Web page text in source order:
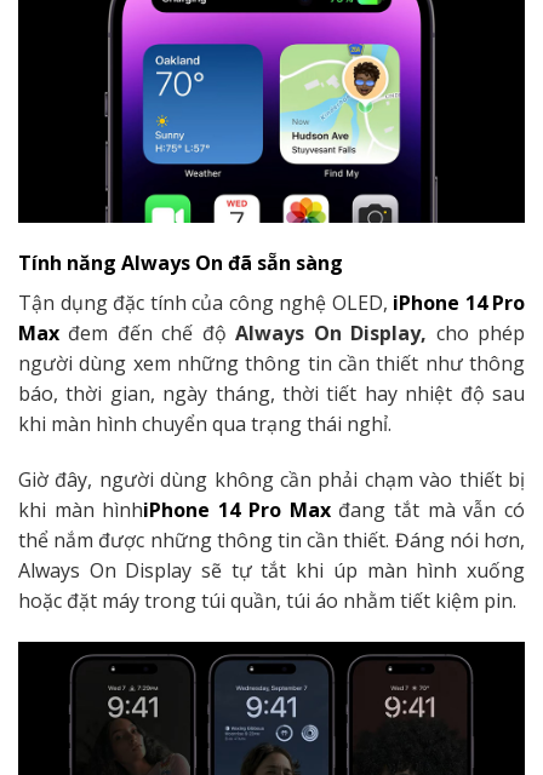
Tính năng Always On đã sẵn sàng
Tận dụng đặc tính của công nghệ OLED, iPhone 14 Pro
Max đem đến chế độAlways On Display, cho phép
người dùng xem những thông tin cần thiết như thông
báo, thời gian, ngày tháng, thời tiết hay nhiệt độ sau
khi màn hình chuyển qua trạng thái nghỉ.
Giờ đây, người dùng không cần phải chạm vào thiết bị
khi màn hìnhiPhone 14 Pro Maxđang tắt mà vẫn có
thể nắm được những thông tin cần thiết. Đáng nói hơn,
Always On Display sẽ tự tắt khi úp màn hình xuống
hoặc đặt máy trong túi quần, túi áo nhằm tiết kiệm pin.